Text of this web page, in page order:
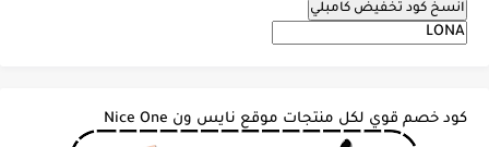
انسخ كود تخفيض كامبلي
كود خصم قوي لكل منتجات موقع نايس ون Nice One